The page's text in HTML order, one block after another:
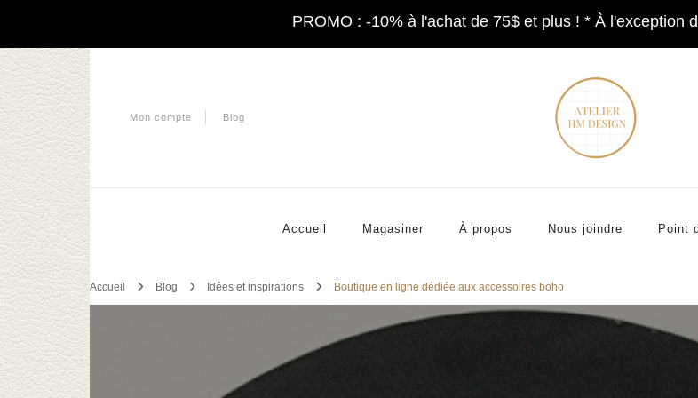
PROMO : -10% à l'achat de 75$ et plus ! * À l'exception
Shop now FAST SHIPPING TO CANADA AND THE U.S.
Mon compte Blog
Accessoires et
Atelier HM Design
Accueil Magasiner À propos Nous joindre Point
Accueil Blog Idées et inspirations Boutique en ligne dédiée aux accessoires boho